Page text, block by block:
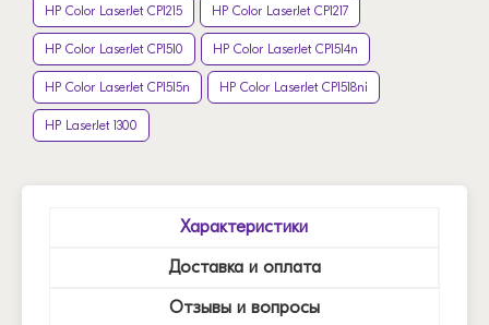
HP Color LaserJet CP1215 HP Color LaserJet CP1217
HP Color LaserJet CP1510 HP Color LaserJet CP1514n
HP Color LaserJet CP1515n HP Color LaserJet CP1518ni
HP LaserJet 1300
Характеристики
Доставка и оплата
Отзывы и вопросы